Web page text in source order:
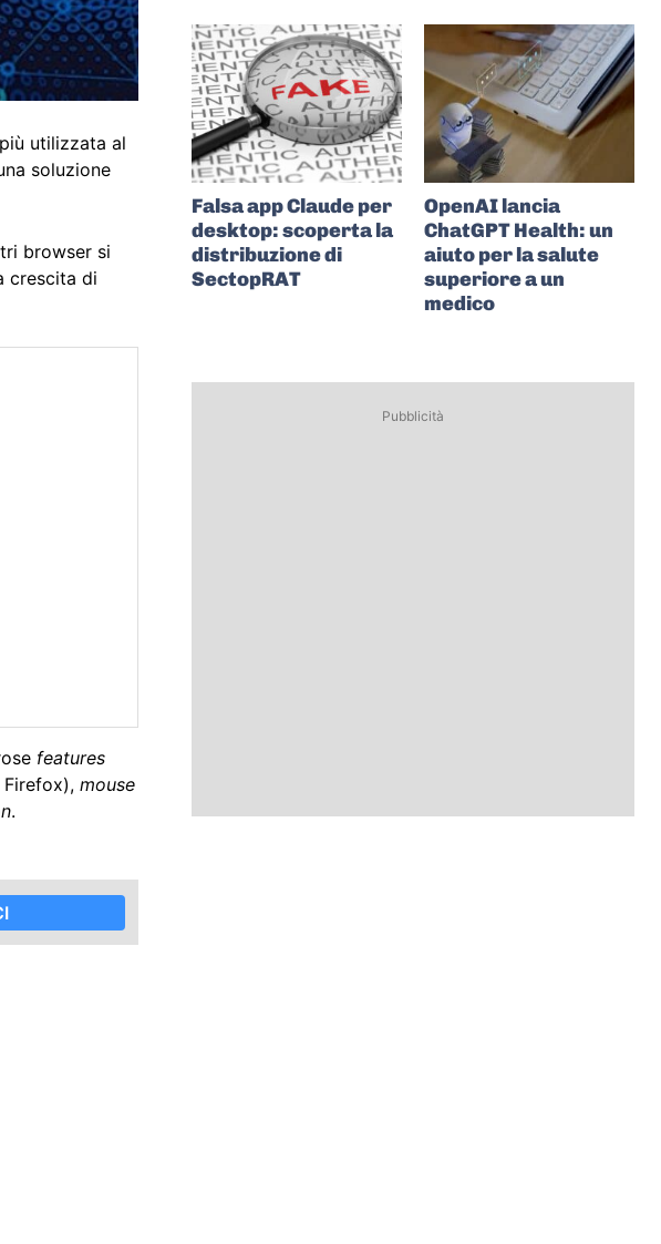
utilizzata al
soluzione
browser si
crescita di
features
mouse
.
Falsa app Claude per
desktop: scoperta la
distribuzione di
SectopRAT
OpenAI lancia
ChatGPT Health: un
aiuto per la salute
superiore a un
medico
Pubblicità